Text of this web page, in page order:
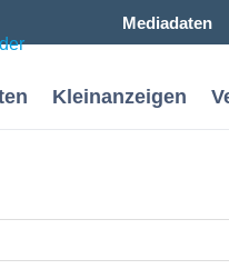
Mediadaten
Kleinanzeigen